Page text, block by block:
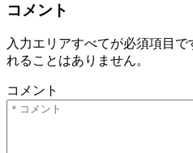
コメント
入力エリアすべてが必須項目
れることはありません。
コメント